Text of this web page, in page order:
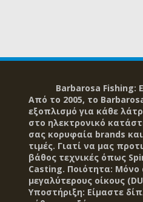
Barbarosa Fishing:
Από το 2005, το
εξοπλισμό για κάθε
στο ηλεκτρονικό
σας κορυφαία brands
τιμές. Γιατί να μας
βάθος τεχνικές όπως
Casting. Ποιότητα: Μόνο
μεγαλύτερους οίκους
Υποστήριξη: Είμαστε